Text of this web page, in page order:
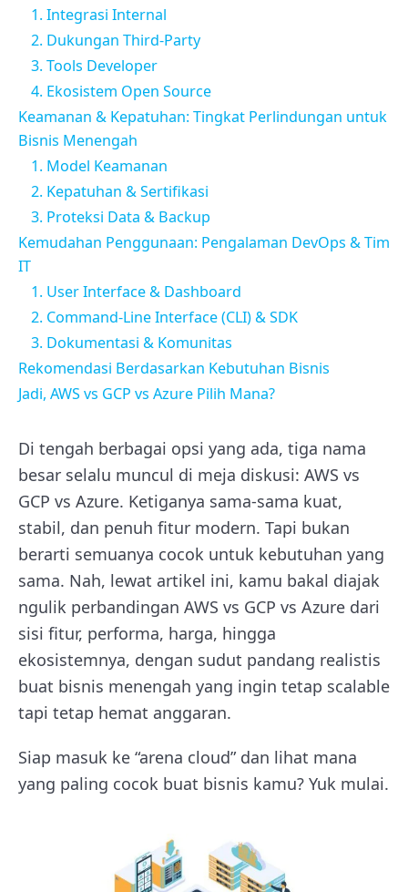
1. Integrasi Internal
2. Dukungan Third-Party
3. Tools Developer
4. Ekosistem Open Source
Keamanan & Kepatuhan: Tingkat Perlindungan untuk
Bisnis Menengah
1. Model Keamanan
2. Kepatuhan & Sertifikasi
3. Proteksi Data & Backup
Kemudahan Penggunaan: Pengalaman DevOps & Tim
IT
1. User Interface & Dashboard
2. Command-Line Interface (CLI) & SDK
3. Dokumentasi & Komunitas
Rekomendasi Berdasarkan Kebutuhan Bisnis
Jadi, AWS vs GCP vs Azure Pilih Mana?
Di tengah berbagai opsi yang ada, tiga nama
besar selalu muncul di meja diskusi: AWS vs
GCP vs Azure. Ketiganya sama-sama kuat,
stabil, dan penuh fitur modern. Tapi bukan
berarti semuanya cocok untuk kebutuhan yang
sama. Nah, lewat artikel ini, kamu bakal diajak
ngulik perbandingan AWS vs GCP vs Azure dari
sisi fitur, performa, harga, hingga
ekosistemnya, dengan sudut pandang realistis
buat bisnis menengah yang ingin tetap scalable
tapi tetap hemat anggaran.
Siap masuk ke “arena cloud” dan lihat mana
yang paling cocok buat bisnis kamu? Yuk mulai.